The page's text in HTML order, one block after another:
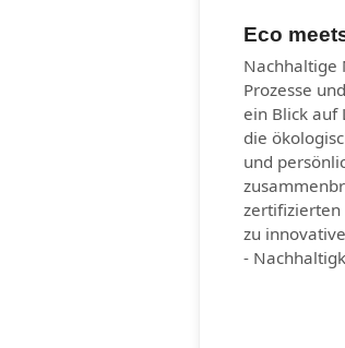
Eco
Nachhaltige
Prozesse
ein Blick auf
die
und
zu
-